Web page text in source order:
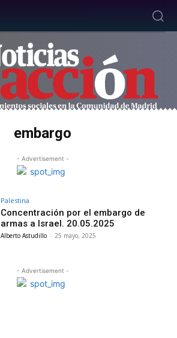
embargo
- Advertisement -
Palestina
Concentración por el embargo de
armas a Israel. 20.05.2025
Alberto Astudillo - 25 mayo, 2025
- Advertisement -